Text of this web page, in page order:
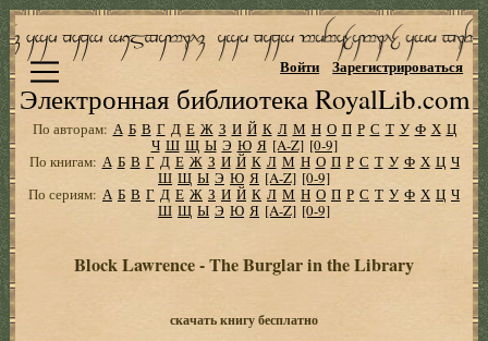
Электронная библиотека RoyalLib.com
Войти Зарегистрироваться
По авторам: А Б В Г Д Е Ж З И Й К Л М Н О П Р С Т У Ф Х Ц
Ч Ш Щ Ы Э Ю Я [A-Z] [0-9]
По книгам: А Б В Г Д Е Ж З И Й К Л М Н О П Р С Т У Ф Х Ц Ч
Ш Щ Ы Э Ю Я [A-Z] [0-9]
По сериям: А Б В Г Д Е Ж З И Й К Л М Н О П Р С Т У Ф Х Ц Ч
Ш Щ Ы Э Ю Я [A-Z] [0-9]
Block Lawrence - The Burglar in the Library
скачать книгу бесплатно